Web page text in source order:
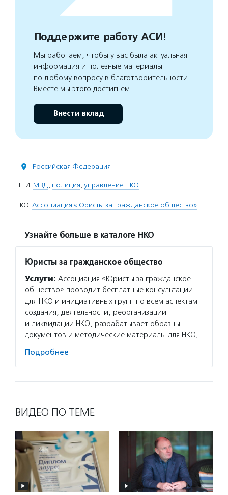
Поддержите работу АСИ!
Мы работаем, чтобы у вас была актуальная
информация и полезные материалы
по любому вопросу в благотворительности.
Вместе мы этого достигнем
Внести вклад
Российская Федерация
ТЕГИ: МВД, полиция, управление НКО
НКО: Ассоциация «Юристы за гражданское общество»
Узнайте больше в каталоге НКО
Юристы за гражданское общество
Услуги: Ассоциация «Юристы за гражданское
общество» проводит бесплатные консультации
для НКО и инициативных групп по всем аспектам
создания, деятельности, реорганизации
и ликвидации НКО, разрабатывает образцы
документов и методические материалы для НКО,…
Подробнее
ВИДЕО ПО ТЕМЕ